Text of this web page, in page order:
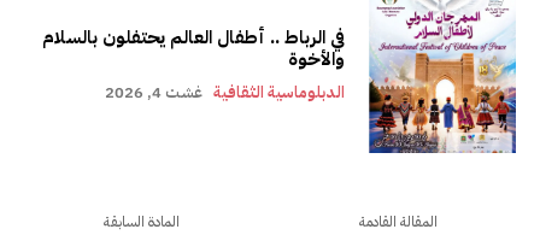
في الرباط .. أطفال العالم يحتفلون بالسلام
والأخوة
الدبلوماسية الثقافية غشت 4, 2026
المادة السابقة المقالة القادمة